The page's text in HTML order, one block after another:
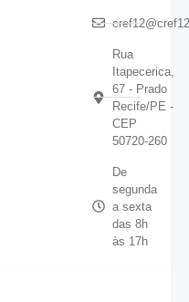
Rua
Itapecerica,
67 - Prado
Recife/PE -
CEP
50720-260
De
segunda
a sexta
das 8h
às 17h